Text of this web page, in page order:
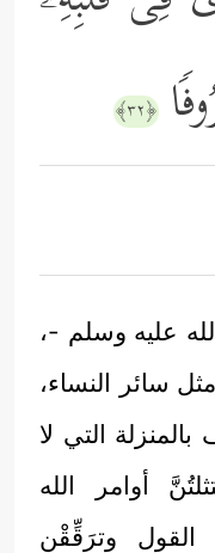
﴿٣٢﴾
عليه وسلم -،
سائر النساء،
التي لا
أوامر الله
القول وترَقِّقْن